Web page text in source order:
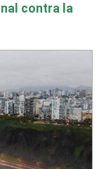
contra la